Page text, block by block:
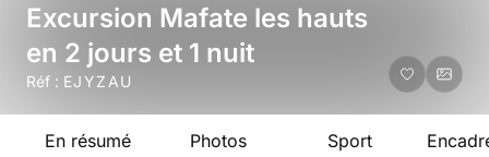
Excursion Mafate les hauts
en 2 jours et 1 nuit
Réf : EJYZAU
En résumé Photos Sport